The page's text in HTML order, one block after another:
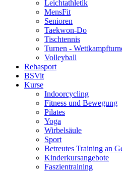
Leichtathletik
MensFit
Senioren
Taekwon-Do
Tischtennis
Turnen -
Volleyball
Rehasport
BSVit
Kurse
Indoorcycling
Fitness und Bewegung
Pilates
Yoga
Wirbelsäule
Sport
Betreutes Training an
Kinderkursangebote
Faszientraining